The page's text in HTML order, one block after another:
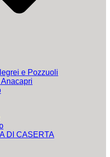
e Pozzuoli
DI CASERTA